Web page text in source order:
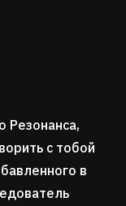
Резонанса,
с тобой
в